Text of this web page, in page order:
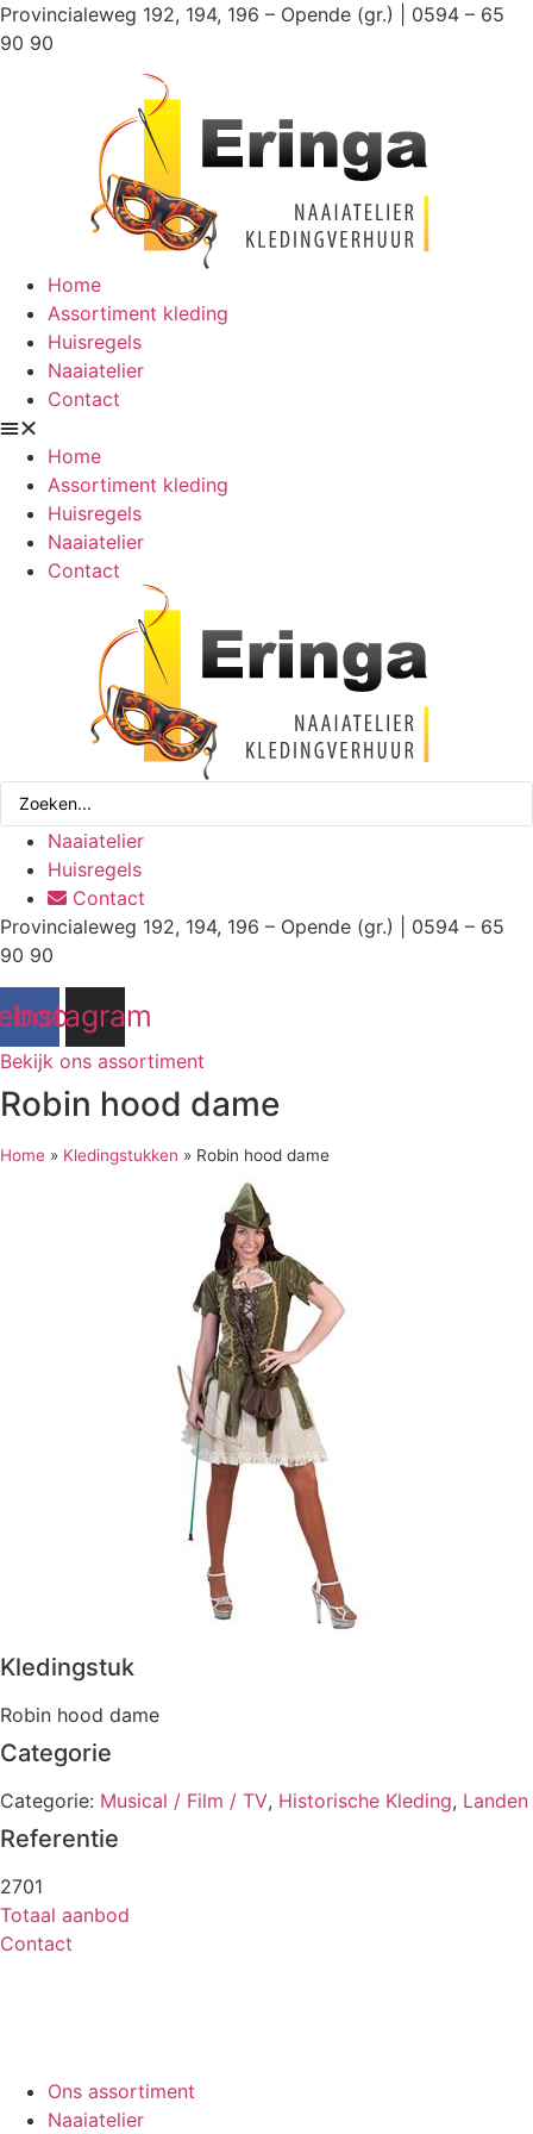
Ga
naar
Provincialeweg 192, 194, 196 – Opende (gr.) | 0594 – 65
90 90
Home
Assortiment kleding
Huisregels
Naaiatelier
Contact
Home
Assortiment kleding
Huisregels
Naaiatelier
Contact
Search
Naaiatelier
Huisregels
Contact
Provincialeweg 192, 194, 196 – Opende (gr.) | 0594 – 65
90 90
Instagram
Bekijk ons assortiment
Robin hood dame
Home » Kledingstukken » Robin hood dame
Kledingstuk
Robin hood dame
Categorie
Categorie: Musical / Film / TV, Historische Kleding, Landen
Referentie
2701
Totaal aanbod
Contact
Ons assortiment
Naaiatelier